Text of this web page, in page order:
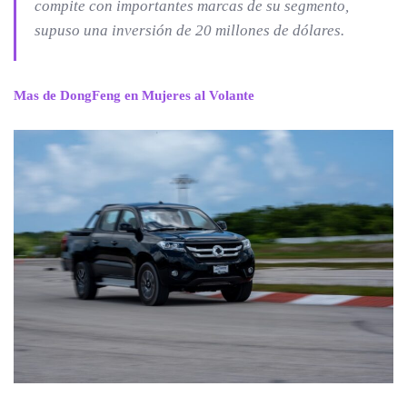
compite con importantes marcas de su segmento,
supuso una inversión de 20 millones de dólares.
Mas de DongFeng en Mujeres al Volante